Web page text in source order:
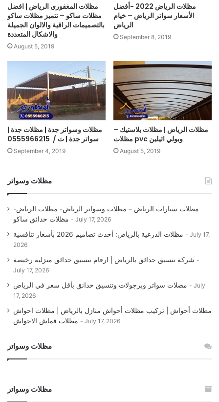
مظلات المغفوري الرياض | افضل
مظلات ساكو – تتميز مظلات ساكو
بالتصميمات الراقية والالوان الجميلة
والاشكال المتعددة
August 5, 2019
مظلات الرياض 2022 -أفضل
الأسعار سواتر الرياض – خيام
الرياض
September 8, 2019
مظلات وسواتر جدة | مظلات جدة |
سواتر جدة | ت / 0555966215
September 4, 2019
مظلات الرياض | مظلات بلاستيك –
مظلات pvc وبولي اثيلين
August 5, 2019
مظلات وسواتر
مظلات سيارات الرياض – مظلات وسواتر الرياض- مظلات الرياض-
مظلات حدائق ساكو
July 17, 2026
مظلات الدرعية بالرياض: أحدث تصاميم 2026 بأسعار تنافسية
July 17,
2026
شركة تنسيق حدائق بالرياض | ارقام تنسيق حدائق منزلية رخيصة
July 17, 2026
مضلات سواتر وبرجولات وتنسيق حدائق بأقل سعر في الرياض
July
17, 2026
مظلات أحواش | تركيب مظلات أحواش منازل بالرياض | مظلات احواش
مظلات قماش الاحواش
July 17, 2026
مظلات وسواتر
مظلات وسواتر